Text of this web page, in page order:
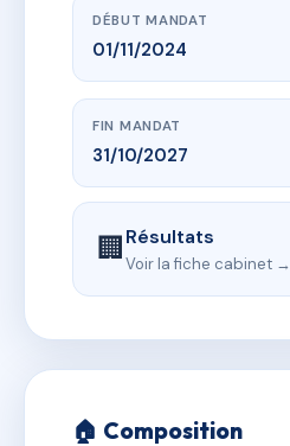
DÉBUT MANDAT
01/11/2024
FIN MANDAT
31/10/2027
🏢Résultats
Voir la fiche cabinet →
🏠 Composition